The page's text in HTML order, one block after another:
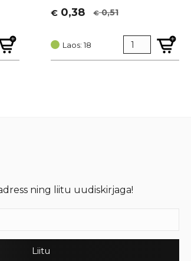
€0,51
Algne
oli:
€ 0,51.
€0,38
Current
is:
€ 0,38.
Laos: 18
ning liitu uudiskirjaga!